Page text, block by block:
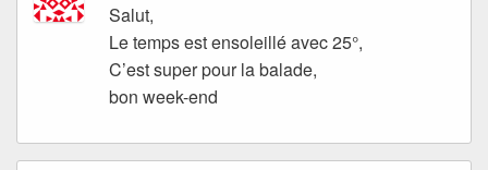
Salut,
Le temps est ensoleillé avec 25°,
C’est super pour la balade,
bon week-end